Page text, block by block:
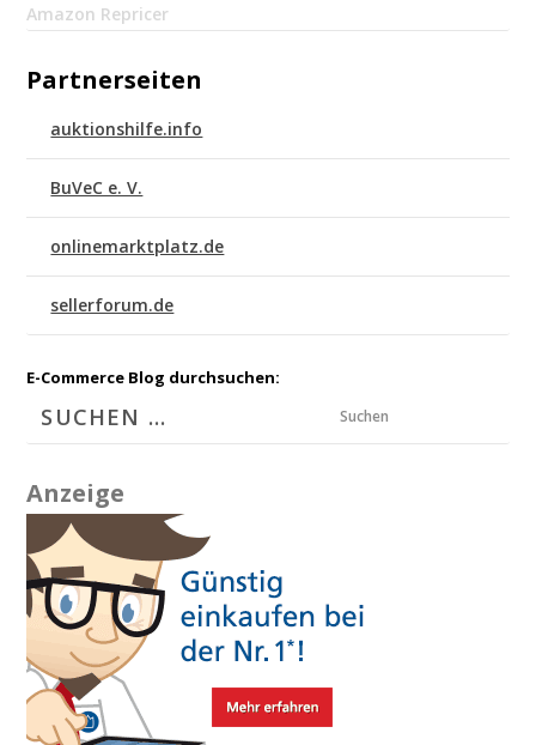
Amazon Repricer
Partnerseiten
auktionshilfe.info
BuVeC e. V.
onlinemarktplatz.de
sellerforum.de
E-Commerce Blog durchsuchen:
Suchen
Anzeige